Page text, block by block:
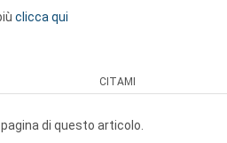
clicca qui
CITAMI
di questo articolo.